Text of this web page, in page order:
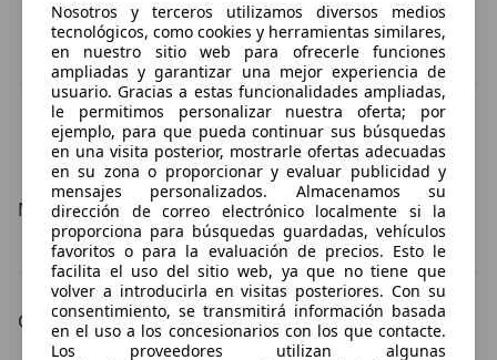
IVA deducible
Esta información la proporciona el proveedor del certificado.
Más detalles
Chevrolet Camaro
Carrocería
Nosotros y terceros utilizamos diversos medios
tecnológicos, como cookies y herramientas similares,
en nuestro sitio web para ofrecerle funciones
ampliadas y garantizar una mejor experiencia de
usuario. Gracias a estas funcionalidades ampliadas,
le permitimos personalizar nuestra oferta; por
ejemplo, para que pueda continuar sus búsquedas
en una visita posterior, mostrarle ofertas adecuadas
en su zona o proporcionar y evaluar publicidad y
mensajes personalizados. Almacenamos su
dirección de correo electrónico localmente si la
proporciona para búsquedas guardadas, vehículos
favoritos o para la evaluación de precios. Esto le
facilita el uso del sitio web, ya que no tiene que
volver a introducirla en visitas posteriores. Con su
consentimiento, se transmitirá información basada
en el uso a los concesionarios con los que contacte.
Los proveedores utilizan algunas